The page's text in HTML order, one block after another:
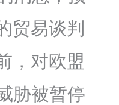
贸易谈判
，对欧盟
胁被暂停